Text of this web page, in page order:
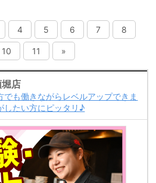
4 5 6 7 8
10 11 »
店
でも働きながらレベルアップできま
たい方にピッタリ♪